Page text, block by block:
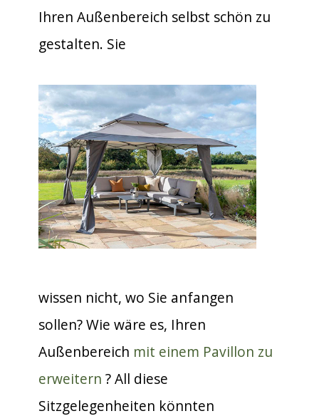
Ihren Außenbereich selbst schön zu
gestalten. Sie
wissen nicht, wo Sie anfangen
sollen? Wie wäre es, Ihren
Außenbereich mit einem Pavillon zu
erweitern ? All diese
Sitzgelegenheiten könnten